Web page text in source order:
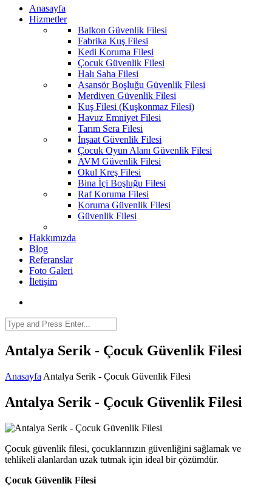
Anasayfa
Hizmetler
Balkon Güvenlik Filesi
Fabrika Kuş Filesi
Kedi Koruma Filesi
Çocuk Güvenlik Filesi
Halı Saha Filesi
Asansör Boşluğu Güvenlik Filesi
Merdiven Güvenlik Filesi
Kuş Filesi (Kuşkonmaz Filesi)
Havuz Emniyet Filesi
Tarım Sera Filesi
İnşaat Güvenlik Filesi
Çocuk Oyun Alanı Güvenlik Filesi
AVM Güvenlik Filesi
Okul Kreş Filesi
Bina İçi Boşluğu Filesi
Raf Koruma Filesi
Koruma Güvenlik Filesi
Güvenlik Filesi
Hakkımızda
Blog
Referanslar
Foto Galeri
İletişim
Antalya Serik - Çocuk Güvenlik Filesi
Anasayfa Antalya Serik - Çocuk Güvenlik Filesi
Antalya Serik - Çocuk Güvenlik Filesi
Çocuk güvenlik filesi, çocuklarınızın güvenliğini sağlamak ve
tehlikeli alanlardan uzak tutmak için ideal bir çözümdür.
Çocuk Güvenlik Filesi